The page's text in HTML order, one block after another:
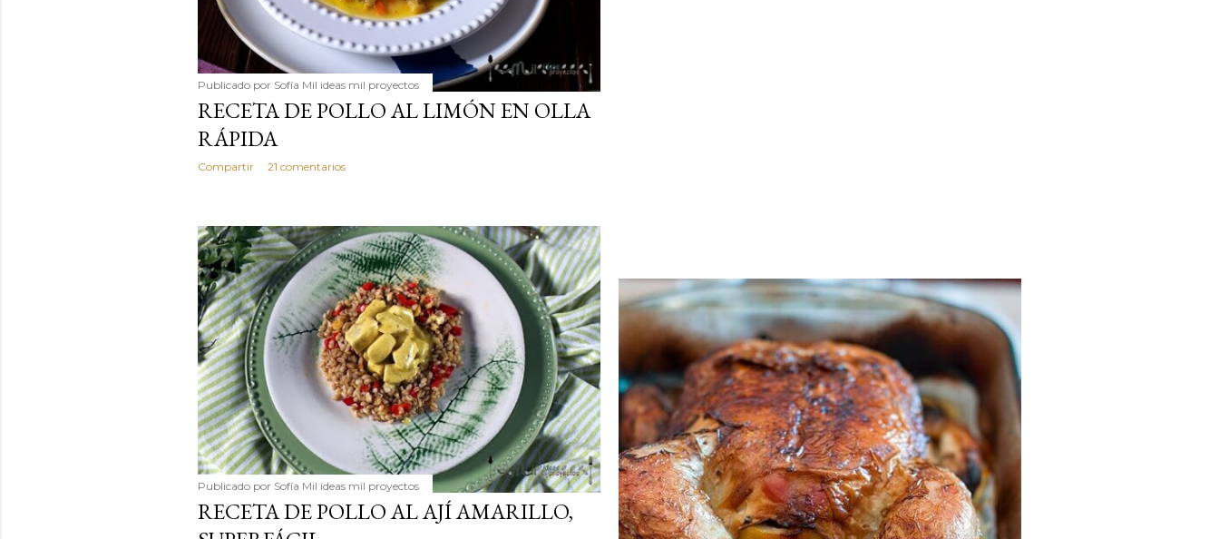
Publicado por Sofía Mil ideas mil proyectos
RECETA DE POLLO AL LIMÓN EN OLLA
RÁPIDA
Compartir 21 comentarios
Publicado por Sofía Mil ideas mil proyectos
RECETA DE POLLO AL AJÍ AMARILLO,